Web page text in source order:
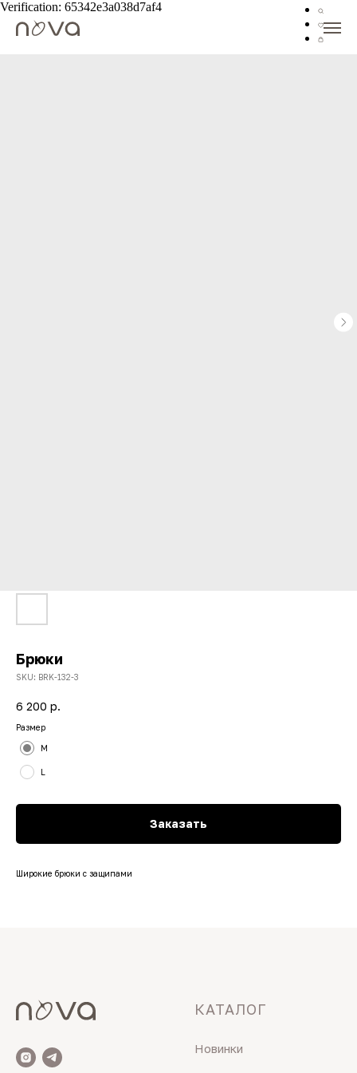
Verification: 65342e3a038d7af4
Брюки
SKU: BRK-132-3
6 200 р.
Размер
M
L
Заказать
Широкие брюки с защипами
КАТАЛОГ
Новинки